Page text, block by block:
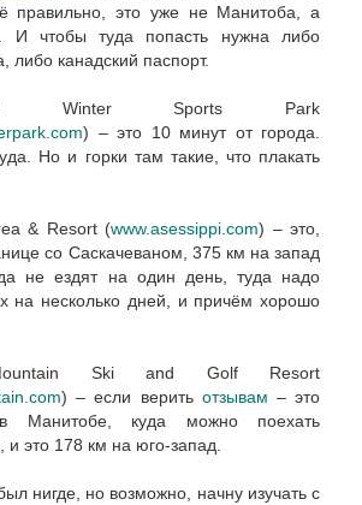
правильно, это уже не Манитоба, а
И чтобы туда попасть нужна либо
либо канадский паспорт.
Winter Sports Park
) – это 10 минут от города.
Но и горки там такие, что плакать
& Resort (www.asessippi.com) – это,
со Саскачеваном, 375 км на запад
не ездят на один день, туда надо
на несколько дней, и причём хорошо
Ski and Golf Resort
) – если верить отзывам – это
Манитобе, куда можно поехать
и это 178 км на юго-запад.
нигде, но возможно, начну изучать с